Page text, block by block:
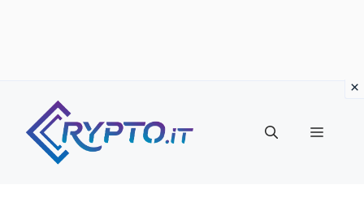
contenuto
Menu